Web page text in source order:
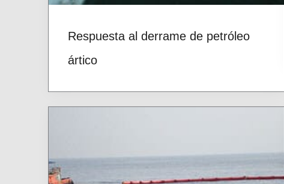
Respuesta al derrame de petróleo
ártico